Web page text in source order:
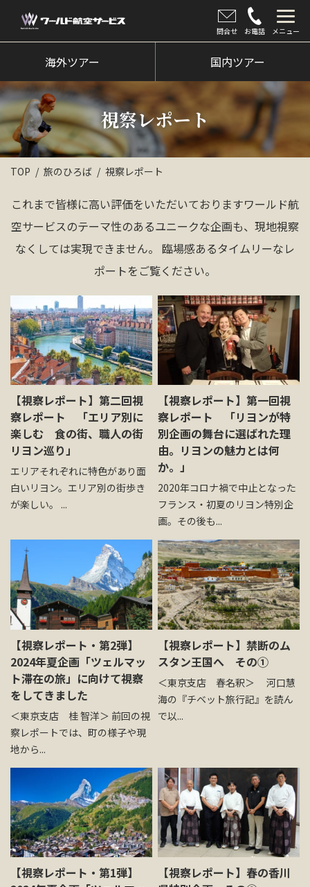
問合せ お電話 メニュー
海外ツアー
国内ツアー
クルーズツアー
ツアー催行状況
旅のひろば
イベント
新着情報
お問い合わせ
資料請求
電話にてお問い合わせ
検索
海外ツアー 国内ツアー
視察レポート
TOP 旅のひろば 視察レポート
これまで皆様に高い評価をいただいておりますワールド航
空サービスのテーマ性のあるユニークな企画も、現地視察
なくしては実現できません。 臨場感あるタイムリーなレ
ポートをご覧ください。
【視察レポート】第二回視
察レポート 「エリア別に
楽しむ 食の街、職人の街
リヨン巡り」
エリアそれぞれに特色があり面
白いリヨン。エリア別の街歩き
が楽しい。 ...
【視察レポート】第一回視
察レポート 「リヨンが特
別企画の舞台に選ばれた理
由。リヨンの魅力とは何
か。」
2020年コロナ禍で中止となった
フランス・初夏のリヨン特別企
画。その後も...
【視察レポート・第2弾】
2024年夏企画「ツェルマッ
ト滞在の旅」に向けて視察
をしてきました
＜東京支店 桂 智洋＞ 前回の視
察レポートでは、町の様子や現
地から...
【視察レポート】禁断のム
スタン王国へ その①
＜東京支店 春名釈＞ 河口慧
海の『チベット旅行記』を読ん
で以...
【視察レポート・第1弾】
【視察レポート】春の香川